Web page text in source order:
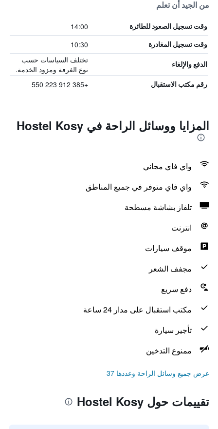
من الجيد أن تعلم
وقت تسجيل الصعود للطائرة 14:00
وقت تسجيل المغادرة 10:30
الدفع والإلغاء
تختلف السياسات حسب
نوع الغرفة ومزود الخدمة.
رقم مكتب الاستقبال +385 912 223 550
المزايا ووسائل الراحة في Hostel Kosy
واي فاي مجاني
واي فاي متوفر في جميع المناطق
تلفاز بشاشة مسطحة
انترنت
موقف سيارات
مجفف الشعر
دفع سريع
مكتب استقبال على مدار 24 ساعة
تأجير سيارة
ممنوع التدخين
عرض جميع وسائل الراحة وعددها 37
تقييمات حول Hostel Kosy